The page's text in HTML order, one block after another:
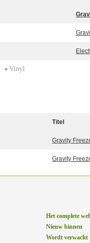
» Vinyl
Titel
Gravity
Gravity
Het complete
Nieuw binnen
Wordt verwacht